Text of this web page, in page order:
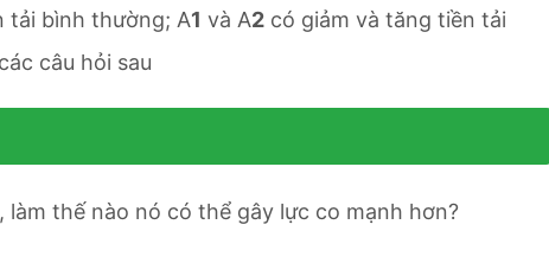
tải bình thường; A1 và A2 có giảm và tăng tiền tải
câu hỏi sau
thế nào nó có thể gây lực co mạnh hơn?